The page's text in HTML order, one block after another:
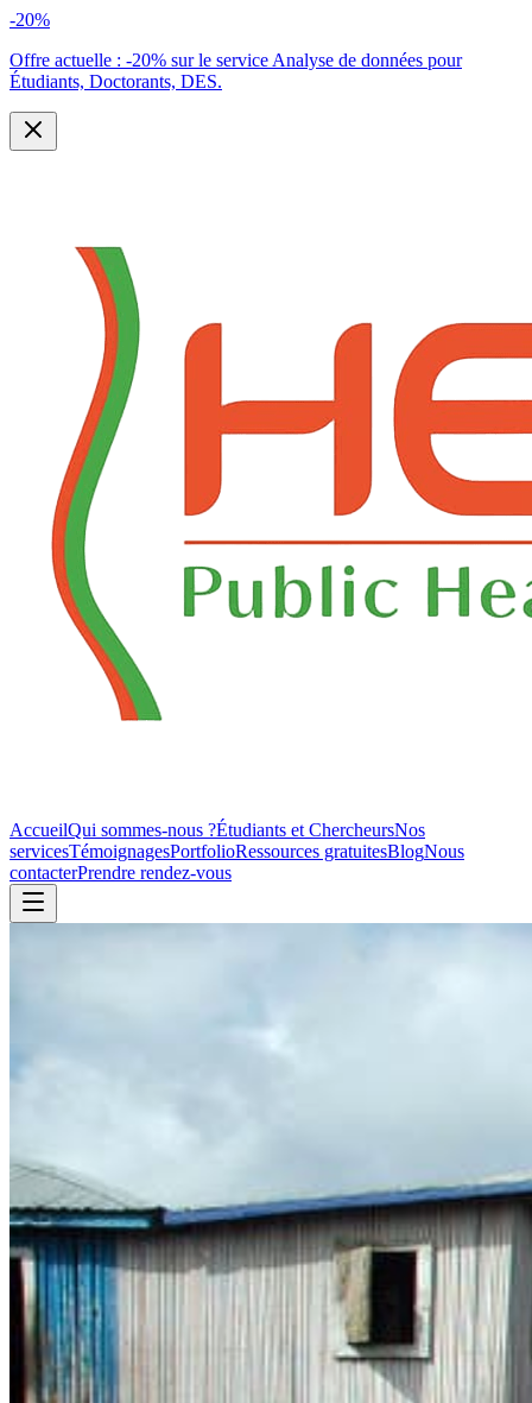
-20%
Offre actuelle : -20% sur le service Analyse de données pour
Étudiants, Doctorants, DES.
AccueilQui sommes-nous ?Étudiants et ChercheursNos
servicesTémoignagesPortfolioRessources gratuitesBlogNous
contacterPrendre rendez-vous